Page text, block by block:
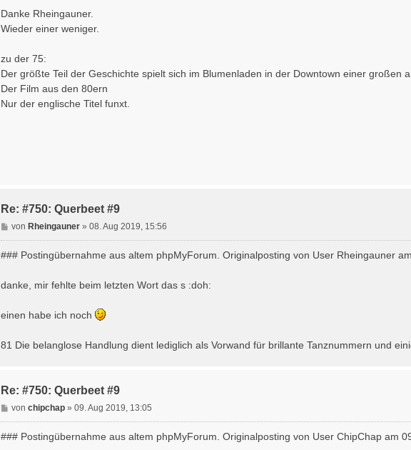
Danke Rheingauner.
Wieder einer weniger.
zu der 75:
Der größte Teil der Geschichte spielt sich im Blumenladen in der Downtown einer großen
Der Film aus den 80ern
Nur der englische Titel funxt.
Re: #750: Querbeet #9
B
e
i
a
von Rheingauner »08. Aug 2019, 15:56
### Postingübernahme aus altem phpMyForum. Originalposting von User Rheingauner
danke, mir fehlte beim letzten Wort das s :doh:
einen habe ich noch
81 Die belanglose Handlung dient lediglich als Vorwand für brillante Tanznummern und
Re: #750: Querbeet #9
B
e
i
vonchipchap »09. Aug 2019, 13:05
### Postingübernahme aus altem phpMyForum. Originalposting von User ChipChap am